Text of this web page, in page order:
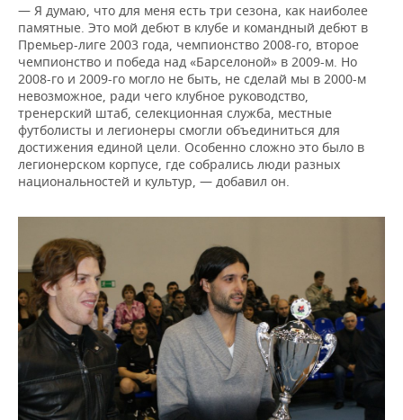
— Я думаю, что для меня есть три сезона, как наиболее
памятные. Это мой дебют в клубе и командный дебют в
Премьер-лиге 2003 года, чемпионство 2008-го, второе
чемпионство и победа над «Барселоной» в 2009-м. Но
2008-го и 2009-го могло не быть, не сделай мы в 2000-м
невозможное, ради чего клубное руководство,
тренерский штаб, селекционная служба, местные
футболисты и легионеры смогли объединиться для
достижения единой цели. Особенно сложно это было в
легионерском корпусе, где собрались люди разных
национальностей и культур, — добавил он.